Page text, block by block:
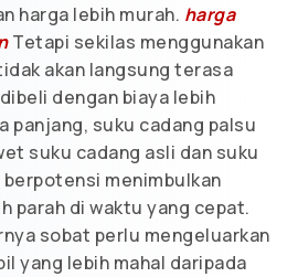
harga lebih murah. harga
Tetapi sekilas menggunakan
akan langsung terasa
dengan biaya lebih
panjang, suku cadang palsu
suku cadang asli dan suku
menimbulkan
parah di waktu yang cepat.
sobat perlu mengeluarkan
yang lebih mahal daripada